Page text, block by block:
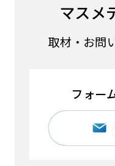
マスメ
取材・お問
フォー